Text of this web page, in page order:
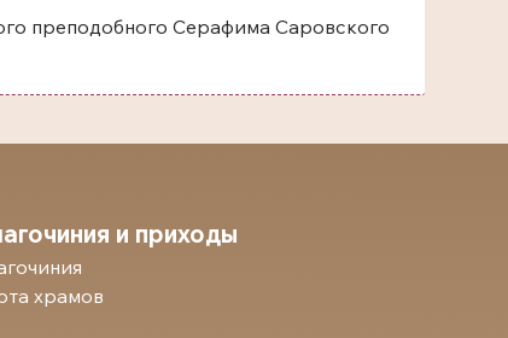
Серафима Саровского
и приходы
храмов